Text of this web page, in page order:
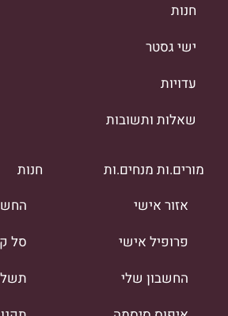
חנות
ישי גסטר
עדויות
שאלות ותשובות
מורים.ות מנחים.ות
אזור אישי
פרופיל אישי
החשבון שלי
חנות
סל